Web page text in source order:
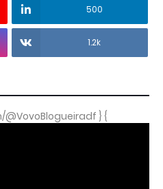
500
1.2k
} {